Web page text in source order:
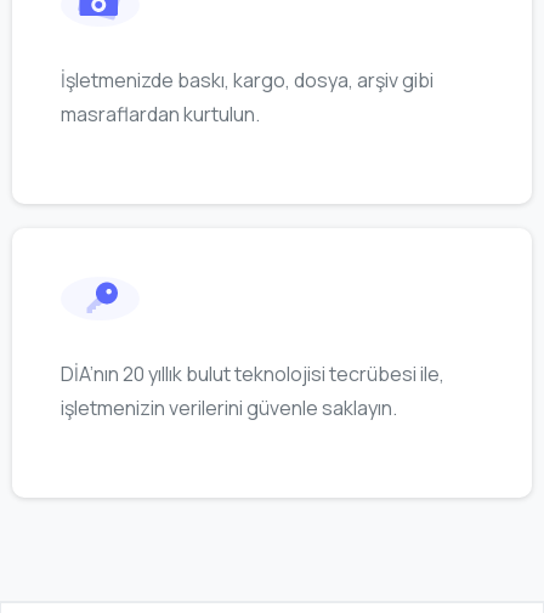
İşletmenizde baskı, kargo, dosya, arşiv gibi
masraflardan kurtulun.
DİA’nın 20 yıllık bulut teknolojisi tecrübesi ile,
işletmenizin verilerini güvenle saklayın.